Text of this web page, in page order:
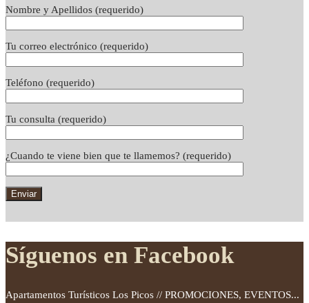
Nombre y Apellidos (requerido)
Tu correo electrónico (requerido)
Teléfono (requerido)
Tu consulta (requerido)
¿Cuando te viene bien que te llamemos? (requerido)
Síguenos en Facebook
Apartamentos Turísticos Los Picos // PROMOCIONES, EVENTOS...